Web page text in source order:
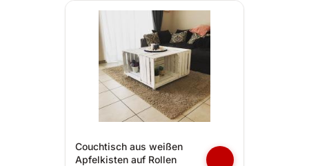
Couchtisch aus weißen
Apfelkisten auf Rollen